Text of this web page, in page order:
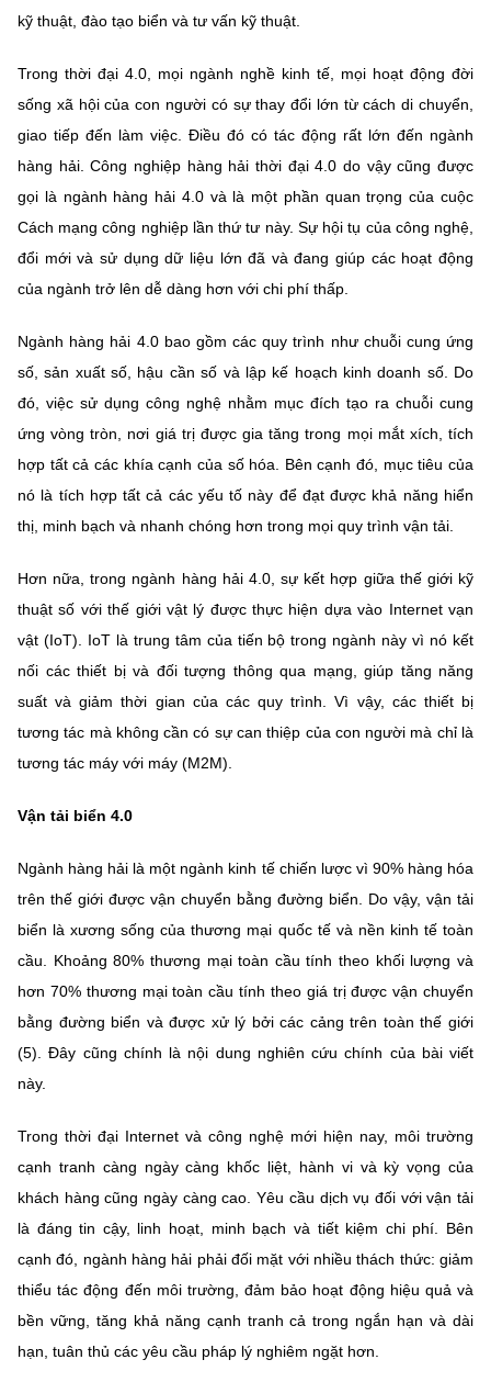
kỹ thuật, đào tạo biển và tư vấn kỹ thuật.
Trong thời đại 4.0, mọi ngành nghề kinh tế, mọi hoạt động đời
sống xã hội của con người có sự thay đổi lớn từ cách di chuyển,
giao tiếp đến làm việc. Điều đó có tác động rất lớn đến ngành
hàng hải. Công nghiệp hàng hải thời đại 4.0 do vậy cũng được
gọi là ngành hàng hải 4.0 và là một phần quan trọng của cuộc
Cách mạng công nghiệp lần thứ tư này. Sự hội tụ của công nghệ,
đổi mới và sử dụng dữ liệu lớn đã và đang giúp các hoạt động
của ngành trở lên dễ dàng hơn với chi phí thấp.
Ngành hàng hải 4.0 bao gồm các quy trình như chuỗi cung ứng
số, sản xuất số, hậu cần số và lập kế hoạch kinh doanh số. Do
đó, việc sử dụng công nghệ nhằm mục đích tạo ra chuỗi cung
ứng vòng tròn, nơi giá trị được gia tăng trong mọi mắt xích, tích
hợp tất cả các khía cạnh của số hóa. Bên cạnh đó, mục tiêu của
nó là tích hợp tất cả các yếu tố này để đạt được khả năng hiển
thị, minh bạch và nhanh chóng hơn trong mọi quy trình vận tải.
Hơn nữa, trong ngành hàng hải 4.0, sự kết hợp giữa thế giới kỹ
thuật số với thế giới vật lý được thực hiện dựa vào Internet vạn
vật (IoT). IoT là trung tâm của tiến bộ trong ngành này vì nó kết
nối các thiết bị và đối tượng thông qua mạng, giúp tăng năng
suất và giảm thời gian của các quy trình. Vì vậy, các thiết bị
tương tác mà không cần có sự can thiệp của con người mà chỉ là
tương tác máy với máy (M2M).
Vận tải biển 4.0
Ngành hàng hải là một ngành kinh tế chiến lược vì 90% hàng hóa
trên thế giới được vận chuyển bằng đường biển. Do vậy, vận tải
biển là xương sống của thương mại quốc tế và nền kinh tế toàn
cầu. Khoảng 80% thương mại toàn cầu tính theo khối lượng và
hơn 70% thương mại toàn cầu tính theo giá trị được vận chuyển
bằng đường biển và được xử lý bởi các cảng trên toàn thế giới
(5). Đây cũng chính là nội dung nghiên cứu chính của bài viết
này.
Trong thời đại Internet và công nghệ mới hiện nay, môi trường
cạnh tranh càng ngày càng khốc liệt, hành vi và kỳ vọng của
khách hàng cũng ngày càng cao. Yêu cầu dịch vụ đối với vận tải
là đáng tin cậy, linh hoạt, minh bạch và tiết kiệm chi phí. Bên
cạnh đó, ngành hàng hải phải đối mặt với nhiều thách thức: giảm
thiểu tác động đến môi trường, đảm bảo hoạt động hiệu quả và
bền vững, tăng khả năng cạnh tranh cả trong ngắn hạn và dài
hạn, tuân thủ các yêu cầu pháp lý nghiêm ngặt hơn.